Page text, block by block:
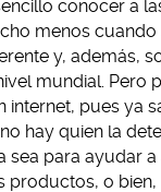
conocer a
menos cuando
y, además,
mundial. Pero
internet, pues ya
hay quien la
sea para ayudar
productos, o bien,